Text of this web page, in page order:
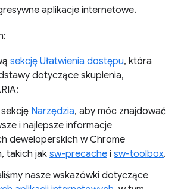
aplikacje internetowe.
sekcję Ułatwienia dostępu, która
dotyczące skupienia,
Narzędzia, aby móc znajdować
i najlepsze informacje
deweloperskich w Chrome
takich jaksw-precache i sw-toolbox.
nasze wskazówki dotyczące